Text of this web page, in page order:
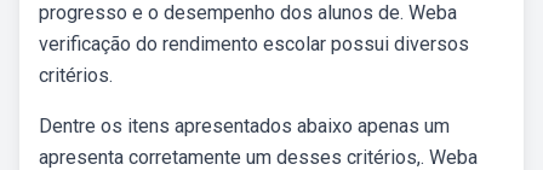
progresso e o desempenho dos alunos de. Weba
verificação do rendimento escolar possui diversos
critérios.
Dentre os itens apresentados abaixo apenas um
apresenta corretamente um desses critérios,. Weba